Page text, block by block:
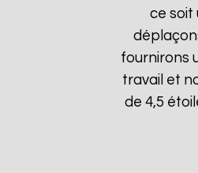
ce soit
fournirons
travail et
de 4,5